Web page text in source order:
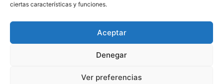
ciertas características y funciones.
Aceptar
Denegar
Ver preferencias
+34 91 745 58 38
Paginas legales
Politicas de privacidad